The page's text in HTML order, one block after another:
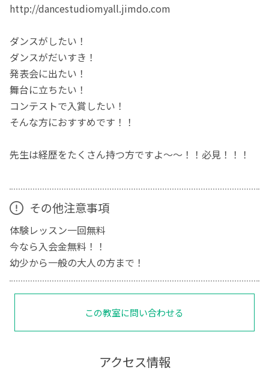
http://dancestudiomyall.jimdo.com
ダンスがしたい！
ダンスがだいすき！
発表会に出たい！
舞台に立ちたい！
コンテストで入賞したい！
そんな方におすすめです！！
先生は経歴をたくさん持つ方ですよ〜〜！！必見！！！
その他注意事項
体験レッスン一回無料
今なら入会金無料！！
幼少から一般の大人の方まで！
この教室に問い合わせる
アクセス情報